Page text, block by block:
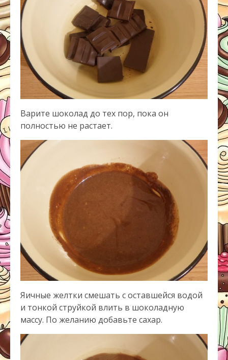
Варите шоколад до тех пор, пока он
полностью не растает.
Яичные желтки смешать с оставшейся водой
и тонкой струйкой влить в шоколадную
массу. По желанию добавьте сахар.